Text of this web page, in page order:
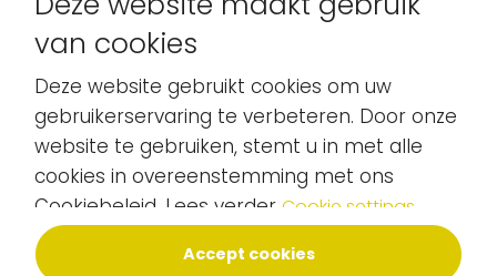
Copyright 2025 - Alle rechten voorbehouden - Skitle
van cookies
Deze website gebruikt cookies om uw
gebruikerservaring te verbeteren. Door onze
website te gebruiken, stemt u in met alle
cookies in overeenstemming met ons
Cookiebeleid. Lees verder Cookie settings
Accept cookies